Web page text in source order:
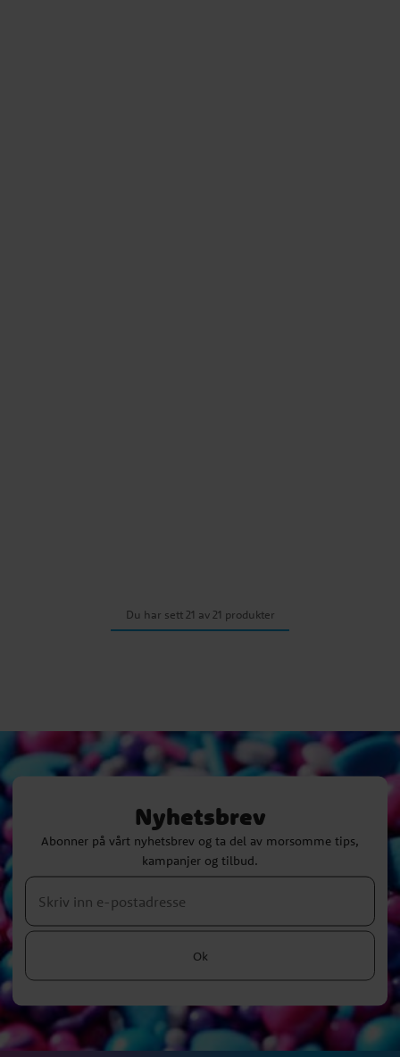
Du har sett 21 av 21 produkter
Nyhetsbrev
Abonner på vårt nyhetsbrev og ta del av morsomme tips,
kampanjer og tilbud.
Ok